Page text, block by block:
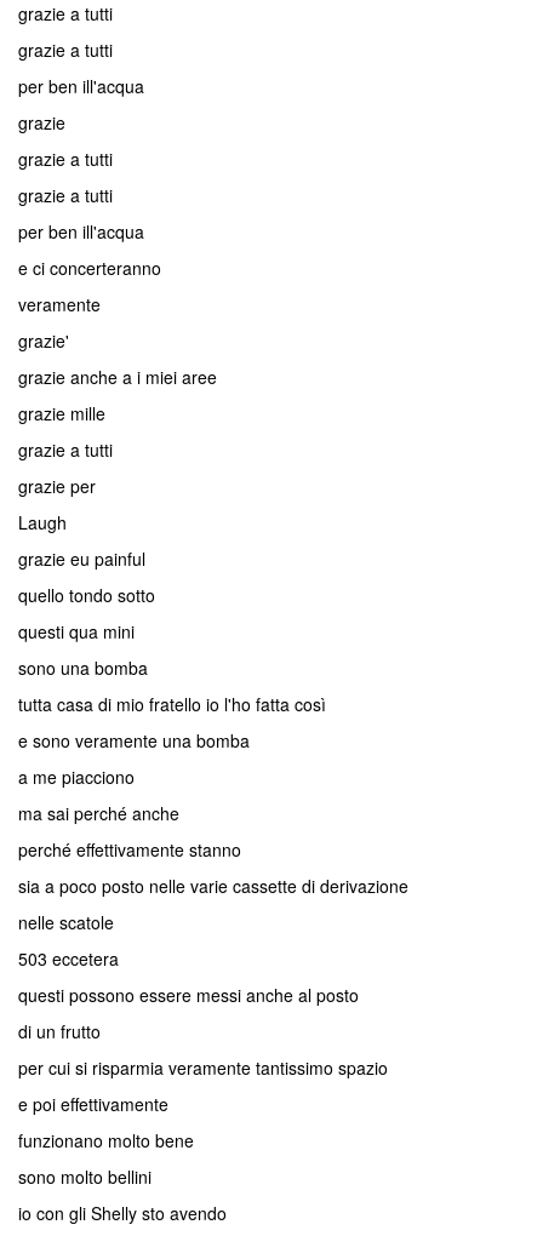
grazie a tutti
grazie a tutti
per ben ill'acqua
grazie
grazie a tutti
grazie a tutti
per ben ill'acqua
e ci concerteranno
veramente
grazie'
grazie anche a i miei aree
grazie mille
grazie a tutti
grazie per
Laugh
grazie eu painful
quello tondo sotto
questi qua mini
sono una bomba
tutta casa di mio fratello io l'ho fatta così
e sono veramente una bomba
a me piacciono
ma sai perché anche
perché effettivamente stanno
sia a poco posto nelle varie cassette di derivazione
nelle scatole
503 eccetera
questi possono essere messi anche al posto
di un frutto
per cui si risparmia veramente tantissimo spazio
e poi effettivamente
funzionano molto bene
sono molto bellini
io con gli Shelly sto avendo